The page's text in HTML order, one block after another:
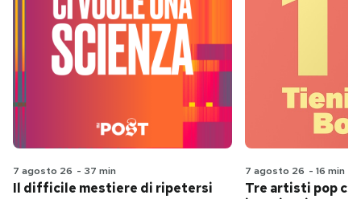
7 agosto 26 - 37 min
Il difficile mestiere di ripetersi
7 agosto 26 - 16 min
Tre artisti pop